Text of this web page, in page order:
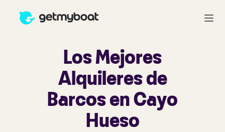
Los Mejores
Alquileres de
Barcos en Cayo
Hueso